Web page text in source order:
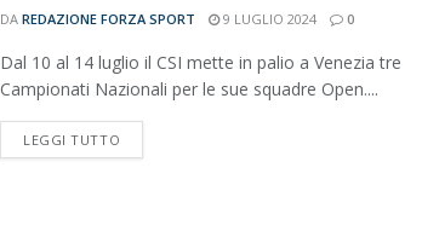
DA REDAZIONE FORZA SPORT 9 LUGLIO 2024 0
Dal 10 al 14 luglio il CSI mette in palio a Venezia tre
Campionati Nazionali per le sue squadre Open....
LEGGI TUTTO